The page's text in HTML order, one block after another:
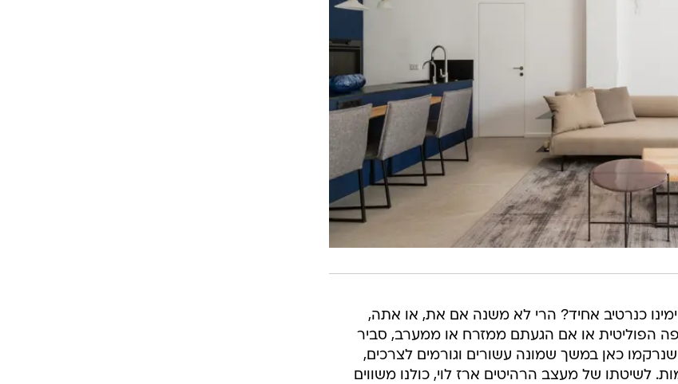
כנרטיב אחיד? הרי לא משנה אם את, או אתה,
הפוליטית או אם הגעתם ממזרח או ממערב, סביר
כאן במשך שמונה עשורים וגורמים לצרכים,
לשיטתו של מעצב הרהיטים ארז לוי, כולנו משווים